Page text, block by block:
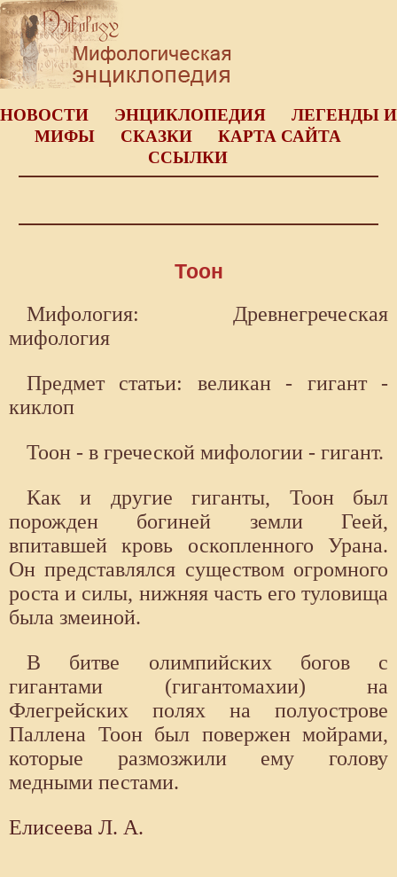
НОВОСТИ ЭНЦИКЛОПЕДИЯ
ЛЕГЕНДЫ И
МИФЫ
СКАЗКИ
КАРТА САЙТА
ССЫЛКИ
Тоон
Мифология: Древнегреческая
мифология
Предмет статьи: великан - гигант -
киклоп
Тоон - в греческой мифологии - гигант.
Как и другие гиганты, Тоон был
порожден богиней земли Геей,
впитавшей кровь оскопленного Урана.
Он представлялся существом огромного
роста и силы, нижняя часть его туловища
была змеиной.
В битве олимпийских богов с
гигантами (гигантомахии) на
Флегрейских полях на полуострове
Паллена Тоон был повер­жен мойрами,
которые размозжили ему голову
медными пестами.
Елисеева Л. А.